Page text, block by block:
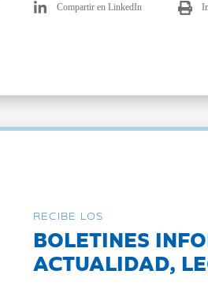
Compartir en LinkedIn
RECIBE LOS
BOLETINES
ACTUALIDAD,